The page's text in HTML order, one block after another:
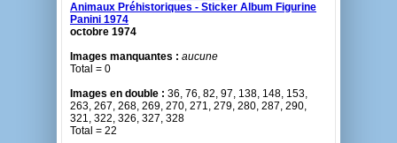
Animaux Préhistoriques - Sticker Album Figurine
Panini 1974
octobre 1974
Images manquantes : aucune
Total = 0
Images en double : 36, 76, 82, 97, 138, 148, 153,
263, 267, 268, 269, 270, 271, 279, 280, 287, 290,
321, 322, 326, 327, 328
Total = 22